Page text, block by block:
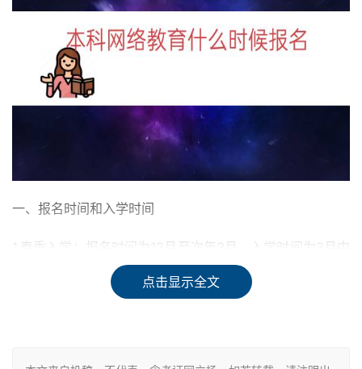
一、报名时间和入学时间
1.春季入学：报名时间为12月至次年3月，入学时间为3月中
点击显示全文